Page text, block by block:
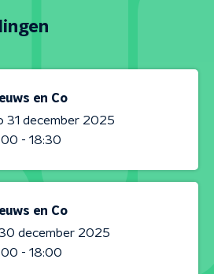
en Co
31 december 2025
- 18:30
en Co
december 2025
- 18:00